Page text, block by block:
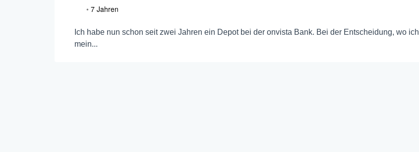
• 7 Jahren
Ich habe nun schon seit zwei Jahren ein Depot bei der onvista Bank. Bei der Entscheidung, wo ich
mein...